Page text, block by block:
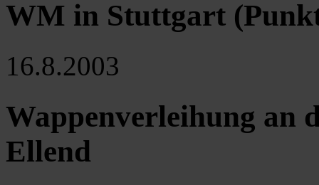
WM in Stuttgart
16.8.2003
Wappenverleihung an
Ellend